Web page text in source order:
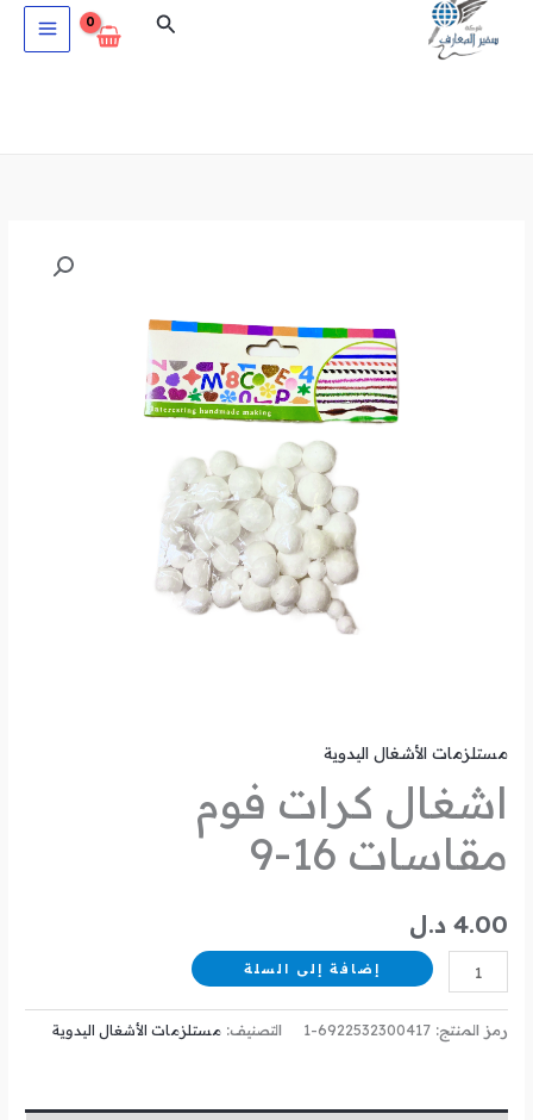
البحث
مستلزمات الأشغال اليدوية
اشغال كرات فوم
مقاسات 16-9
4.00 د.ل
إضافة إلى السلة
رمز المنتج:6922532300417-1 التصنيف:مستلزمات الأشغال اليدوية